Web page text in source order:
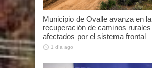
Municipio de Ovalle avanza en la
recuperación de caminos rurales
afectados por el sistema frontal
1 día ago